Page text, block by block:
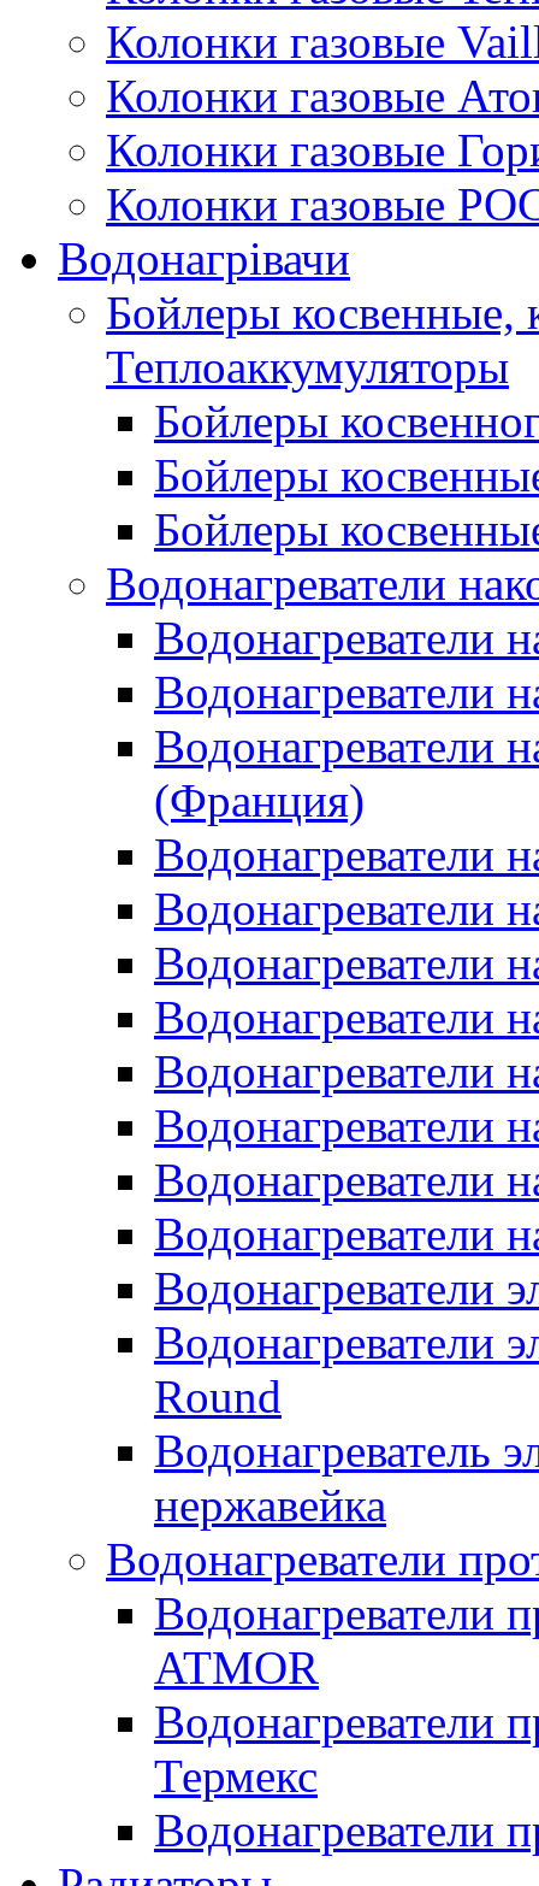
Колонки газовые
Колонки газовые
Колонки газовые
Колонки газовые
Водонагрівачи
Бойлеры косвенные,
Теплоаккумуляторы
Бойлеры
Бойлеры
Бойлеры
Водонагреватели
Водонагреватели
Водонагреватели
Водонагреватели
(Франция)
Водонагреватели
Водонагреватели
Водонагреватели
Водонагреватели
Водонагреватели
Водонагреватели
Водонагреватели
Водонагреватели
Водонагреватели
Водонагреватели
Round
Водонагреватель
нержавейка
Водонагреватели
Водонагреватели
ATMOR
Водонагреватели
Термекс
Водонагреватели